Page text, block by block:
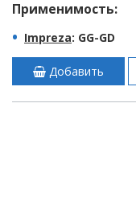
Применимость:
Impreza: GG-GD
Добавить